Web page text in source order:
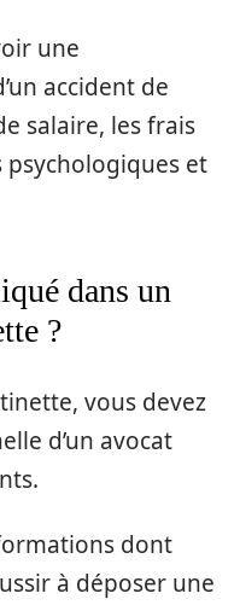
une
accident de
salaire, les frais
psychologiques et
dans un
?
vous devez
d’un avocat
dont
à déposer une